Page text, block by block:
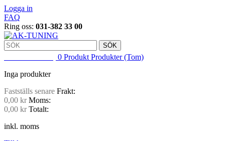
Logga in
FAQ
Ring oss: 031-382 33 00
SÖK
0 Produkt Produkter (Tom)
Inga produkter
Fastställs senare Frakt:
0,00 kr Moms:
0,00 kr Totalt:
inkl. moms